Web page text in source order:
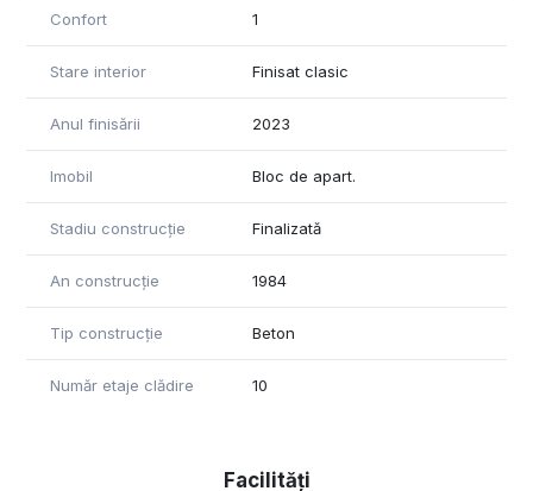
Confort 1
Stare interior Finisat clasic
Anul finisării 2023
Imobil Bloc de apart.
Stadiu construcție Finalizată
An construcție 1984
Tip construcție Beton
Număr etaje clădire 10
Facilități